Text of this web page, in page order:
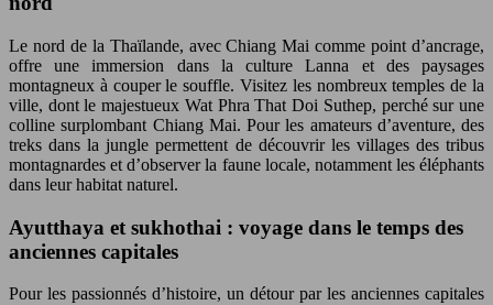
Le nord de la Thaïlande, avec Chiang Mai comme point d’ancrage,
offre une immersion dans la culture Lanna et des paysages
montagneux à couper le souffle. Visitez les nombreux temples de la
ville, dont le majestueux Wat Phra That Doi Suthep, perché sur une
colline surplombant Chiang Mai. Pour les amateurs d’aventure, des
treks dans la jungle permettent de découvrir les villages des tribus
montagnardes et d’observer la faune locale, notamment les éléphants
dans leur habitat naturel.
Ayutthaya et sukhothai : voyage dans le temps des
anciennes capitales
Pour les passionnés d’histoire, un détour par les anciennes capitales